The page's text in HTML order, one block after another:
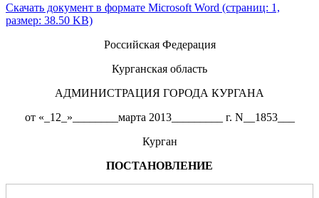
Скачать документ в формате Microsoft Word (страниц: 1,
размер: 38.50 KB)
Российская Федерация
Курганская область
АДМИНИСТРАЦИЯ ГОРОДА КУРГАНА
от «_12_»________марта 2013_________ г. N__1853___
Курган
ПОСТАНОВЛЕНИЕ